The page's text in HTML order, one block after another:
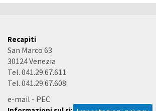
Recapiti
San Marco 63
30124 Venezia
Tel. 041.29.67.611
Tel. 041.29.67.608
e-mail - PEC